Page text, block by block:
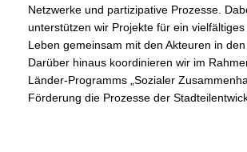
Netzwerke und partizipative Prozesse.
unterstützen wir Projekte für ein
Leben gemeinsam mit den Akteuren in
Darüber hinaus koordinieren wir im
Länder-Programms „Sozialer
Förderung die Prozesse der